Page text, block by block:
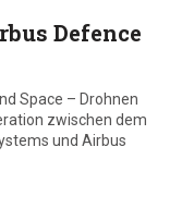
Defence
Space – Drohnen
zwischen dem
und Airbus